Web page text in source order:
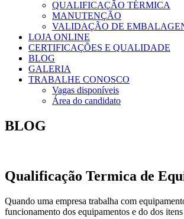
QUALIFICAÇÃO TÉRMICA
MANUTENÇÃO
VALIDAÇÃO DE
LOJA ONLINE
CERTIFICAÇÕES E QUALIDADE
BLOG
GALERIA
TRABALHE CONOSCO
Vagas disponíveis
Área do candidato
BLOG
Qualificação Termica de
Quando uma empresa trabalha com
funcionamento dos equipamentos e do dos